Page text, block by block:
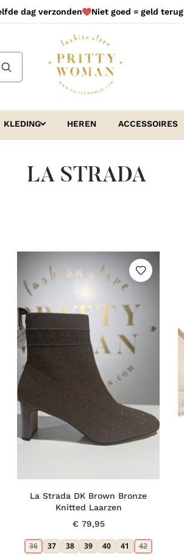
dag verzonden Niet goed = geld terug
KLEDING HEREN ACCESSOIRES
LA STRADA
La Strada DK Brown Bronze
Knitted Laarzen
€ 79,95
36 37 38 39 40 41 42